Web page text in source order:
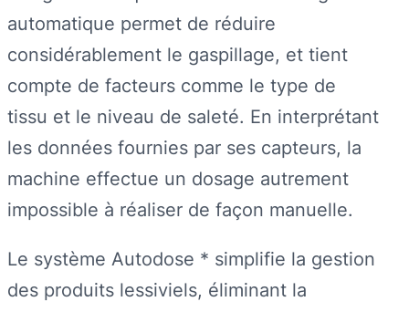
automatique permet de réduire
considérablement le gaspillage, et tient
compte de facteurs comme le type de
tissu et le niveau de saleté. En interprétant
les données fournies par ses capteurs, la
machine effectue un dosage autrement
impossible à réaliser de façon manuelle.
Le système Autodose * simplifie la gestion
des produits lessiviels, éliminant la